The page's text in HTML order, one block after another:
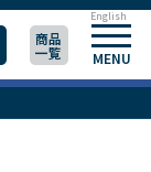
商品
一覧 MENU
English